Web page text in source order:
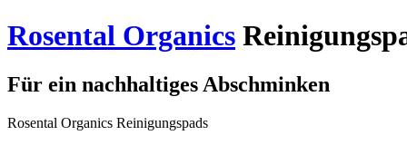
Rosental Organics
Für ein nachhaltiges Abschminken
Rosental Organics Reinigungspads